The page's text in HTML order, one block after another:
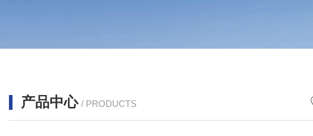
产品中心 / PRODUCTS